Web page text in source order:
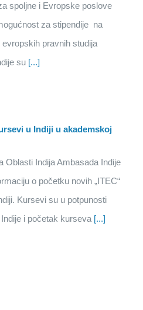
spoljne i Evropske poslove
za stipendije na
pravnih studija
su [...]
u Indiji u akademskoj
Oblasti Indija Ambasada Indije
o početku novih „ITEC“
Kursevi su u potpunosti
i početak kurseva [...]